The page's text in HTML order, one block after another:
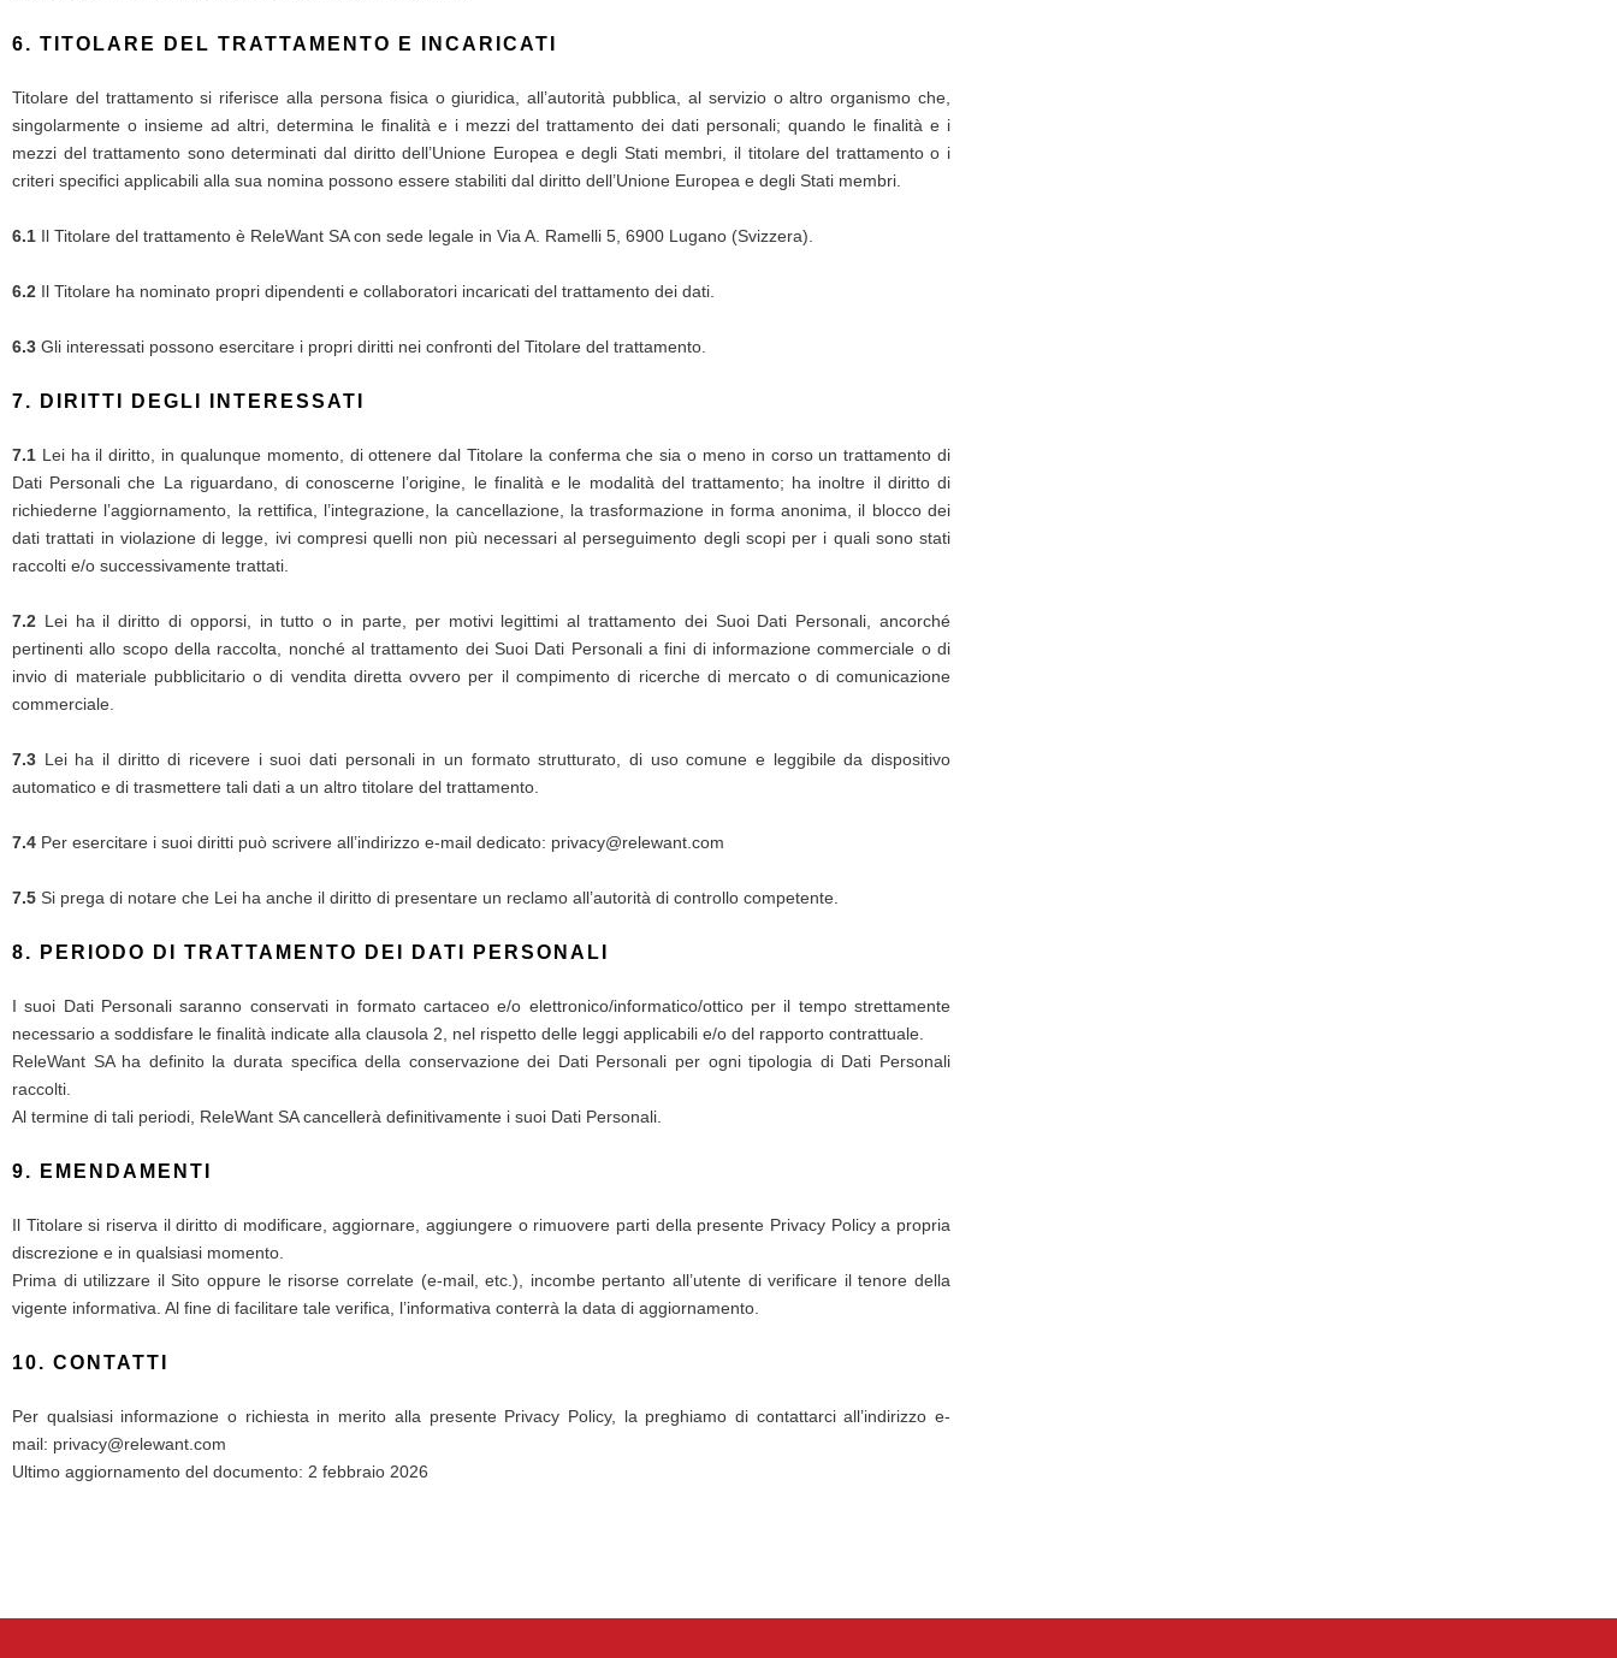
6. TITOLARE DEL TRATTAMENTO E INCARICATI
Titolare del trattamento si riferisce alla persona fisica o giuridica, all’autorità pubblica, al servizio o altro organismo che,
singolarmente o insieme ad altri, determina le finalità e i mezzi del trattamento dei dati personali; quando le finalità e i
mezzi del trattamento sono determinati dal diritto dell’Unione Europea e degli Stati membri, il titolare del trattamento o i
criteri specifici applicabili alla sua nomina possono essere stabiliti dal diritto dell’Unione Europea e degli Stati membri.
6.1 Il Titolare del trattamento è ReleWant SA con sede legale in Via A. Ramelli 5, 6900 Lugano (Svizzera).
6.2 Il Titolare ha nominato propri dipendenti e collaboratori incaricati del trattamento dei dati.
6.3 Gli interessati possono esercitare i propri diritti nei confronti del Titolare del trattamento.
7. DIRITTI DEGLI INTERESSATI
7.1 Lei ha il diritto, in qualunque momento, di ottenere dal Titolare la conferma che sia o meno in corso un trattamento di
Dati Personali che La riguardano, di conoscerne l’origine, le finalità e le modalità del trattamento; ha inoltre il diritto di
richiederne l’aggiornamento, la rettifica, l’integrazione, la cancellazione, la trasformazione in forma anonima, il blocco dei
dati trattati in violazione di legge, ivi compresi quelli non più necessari al perseguimento degli scopi per i quali sono stati
raccolti e/o successivamente trattati.
7.2 Lei ha il diritto di opporsi, in tutto o in parte, per motivi legittimi al trattamento dei Suoi Dati Personali, ancorché
pertinenti allo scopo della raccolta, nonché al trattamento dei Suoi Dati Personali a fini di informazione commerciale o di
invio di materiale pubblicitario o di vendita diretta ovvero per il compimento di ricerche di mercato o di comunicazione
commerciale.
7.3 Lei ha il diritto di ricevere i suoi dati personali in un formato strutturato, di uso comune e leggibile da dispositivo
automatico e di trasmettere tali dati a un altro titolare del trattamento.
7.4 Per esercitare i suoi diritti può scrivere all’indirizzo e-mail dedicato: privacy@relewant.com
7.5 Si prega di notare che Lei ha anche il diritto di presentare un reclamo all’autorità di controllo competente.
8. PERIODO DI TRATTAMENTO DEI DATI PERSONALI
I suoi Dati Personali saranno conservati in formato cartaceo e/o elettronico/informatico/ottico per il tempo strettamente
necessario a soddisfare le finalità indicate alla clausola 2, nel rispetto delle leggi applicabili e/o del rapporto contrattuale.
ReleWant SA ha definito la durata specifica della conservazione dei Dati Personali per ogni tipologia di Dati Personali
raccolti.
Al termine di tali periodi, ReleWant SA cancellerà definitivamente i suoi Dati Personali.
9. EMENDAMENTI
Il Titolare si riserva il diritto di modificare, aggiornare, aggiungere o rimuovere parti della presente Privacy Policy a propria
discrezione e in qualsiasi momento.
Prima di utilizzare il Sito oppure le risorse correlate (e-mail, etc.), incombe pertanto all’utente di verificare il tenore della
vigente informativa. Al fine di facilitare tale verifica, l’informativa conterrà la data di aggiornamento.
10. CONTATTI
Per qualsiasi informazione o richiesta in merito alla presente Privacy Policy, la preghiamo di contattarci all’indirizzo e-
mail: privacy@relewant.com
Ultimo aggiornamento del documento: 2 febbraio 2026